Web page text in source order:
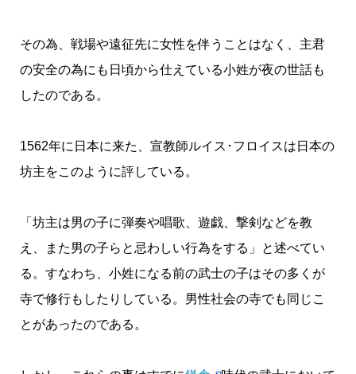
その為、戦場や遠征先に女性を伴うことはなく、主君
の安全の為にも日頃から仕えている小姓が夜の世話も
したのである。
1562年に日本に来た、宣教師ルイス･フロイスは日本の
坊主をこのように評している。
「坊主は男の子に弾奏や唱歌、遊戯、撃剣などを教
え、また男の子らと忌わしい行為をする」と述べてい
る。すなわち、小姓になる前の武士の子はその多くが
寺で修行もしたりしている。男性社会の寺でも同じこ
とがあったのである。